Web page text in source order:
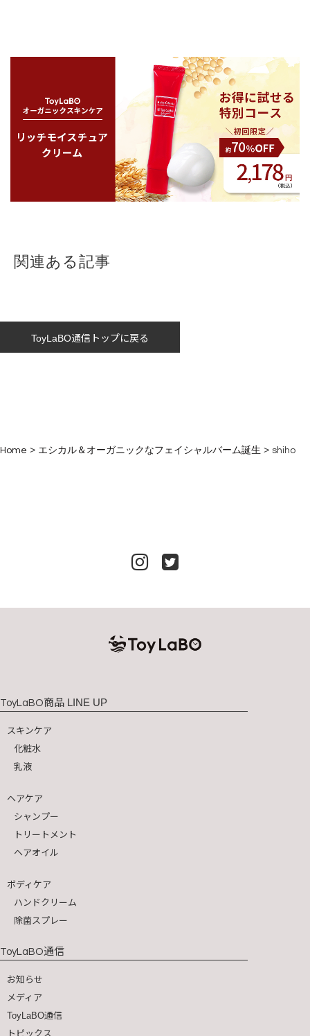
関連ある記事
ToyLaBO通信トップに戻る
Home > エシカル＆オーガニックなフェイシャルバーム誕生 > shiho
ToyLaBO商品 LINE UP
スキンケア
化粧水
乳液
ヘアケア
シャンプー
トリートメント
ヘアオイル
ボディケア
ハンドクリーム
除菌スプレー
ToyLaBO通信
お知らせ
メディア
ToyLaBO通信
トピックス